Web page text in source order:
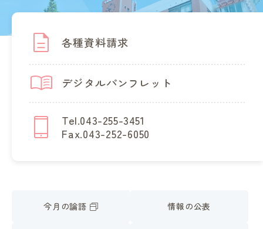
各種資料請求
デジタルパンフレット
Tel.043-255-3451
Fax.043-252-6050
今月の論語 情報の公表